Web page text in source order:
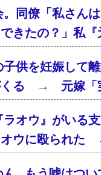
。同僚「私さん
きたの？」私
供を妊娠して
る → 元嫁「実
オウ』がいる
ウに殴られた